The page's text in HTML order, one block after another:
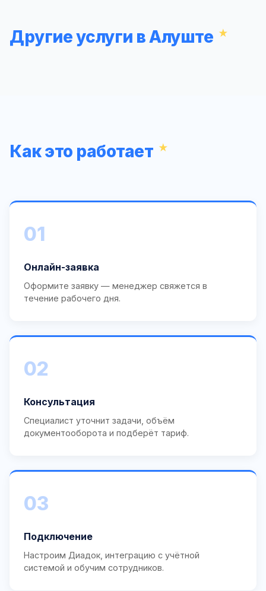
Другие услуги в Алуште
Как это работает
01
Онлайн-заявка
Оформите заявку — менеджер свяжется в
течение рабочего дня.
02
Консультация
Специалист уточнит задачи, объём
документооборота и подберёт тариф.
03
Подключение
Настроим Диадок, интеграцию с учётной
системой и обучим сотрудников.